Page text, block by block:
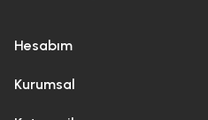
Hesabım
Kurumsal